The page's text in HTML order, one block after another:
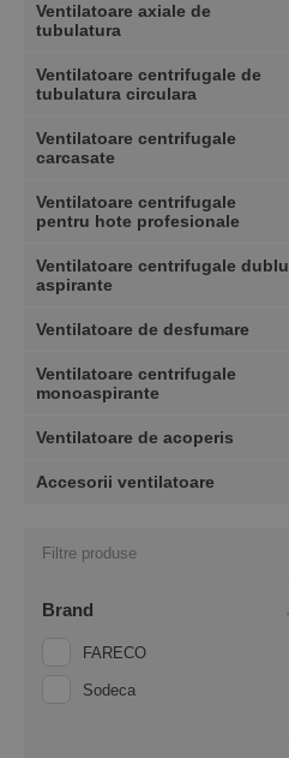
Ventilatoare axiale de
tubulatura
Ventilatoare centrifugale de
tubulatura circulara
Ventilatoare centrifugale
carcasate
Ventilatoare centrifugale
pentru hote profesionale
Ventilatoare centrifugale dublu
aspirante
Ventilatoare de desfumare
Ventilatoare centrifugale
monoaspirante
Ventilatoare de acoperis
Accesorii ventilatoare
Filtre produse
Brand
FARECO
Sodeca